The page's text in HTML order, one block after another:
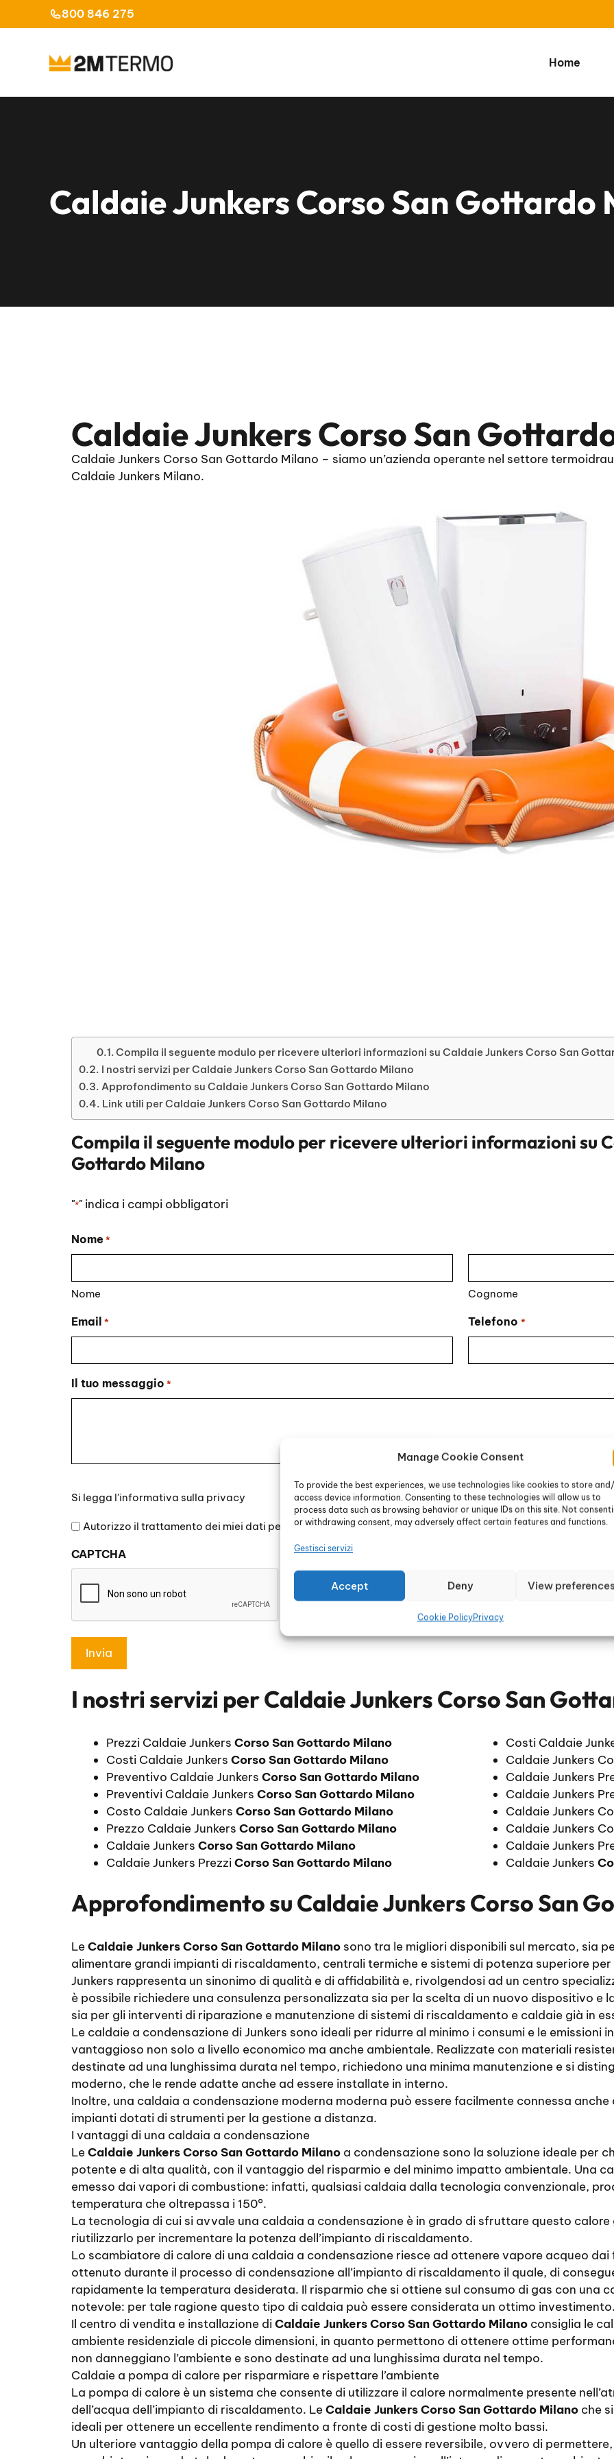
Manage Cookie Consent
To provide the best experiences, we use technologies like cookies to store
access device information. Consenting to these technologies will allow us to
process data such as browsing behavior or unique IDs on this site. Not
or withdrawing consent, may adversely affect certain features and functions.
Gestisci servizi
Accept Deny View preferences
Cookie PolicyPrivacy
al
800 846 275
Home
Caldaie Junkers Corso San Gottardo
Caldaie Junkers Corso San
Caldaie Junkers Corso San Gottardo Milano – siamo un’azienda operante nel settore
Caldaie Junkers Milano.
Compila il seguente modulo per ricevere ulteriori informazioni su Caldaie Junkers Corso San
I nostri servizi per Caldaie Junkers Corso San Gottardo Milano
Approfondimento su Caldaie Junkers Corso San Gottardo Milano
Link utili per Caldaie Junkers Corso San Gottardo Milano
Compila il seguente modulo per ricevere ulteriori informazioni su
Gottardo Milano
"*" indica i campi obbligatori
Nome *
Nome Cognome
Email * Telefono *
Il tuo messaggio *
legga
l'informativa
privacy
Si legga l'informativa sulla privacy
Autorizzo il trattamento dei miei dati personali
CAPTCHA
I nostri servizi perCaldaie Junkers Corso San
Prezzi Caldaie Junkers Corso San Gottardo Milano
Costi Caldaie Junkers Corso San Gottardo Milano
Preventivo Caldaie Junkers Corso San Gottardo Milano
Preventivi Caldaie Junkers Corso San Gottardo Milano
Costo Caldaie Junkers Corso San Gottardo Milano
Prezzo Caldaie Junkers Corso San Gottardo Milano
Caldaie Junkers Corso San Gottardo Milano
Caldaie Junkers PrezziCorso San Gottardo Milano
Costi Caldaie
Caldaie Junkers
Caldaie Junkers
Caldaie Junkers
Caldaie Junkers
Caldaie Junkers
Caldaie Junkers
Caldaie Junkers
Approfondimento suCaldaie Junkers Corso San
LeCaldaie Junkers Corso San Gottardo Milano sono tra le migliori disponibili sul mercato, sia
alimentare grandi impianti di riscaldamento, centrali termiche e sistemi di potenza superiore
Junkers rappresenta un sinonimo di qualità e di affidabilità e, rivolgendosi ad un centro
è possibile richiedere una consulenza personalizzata sia per la scelta di un nuovo dispositivo e
sia per gli interventi di riparazione e manutenzione di sistemi di riscaldamento e caldaie già in
Le caldaie a condensazione di Junkers sono ideali per ridurre al minimo i consumi e le emissioni
vantaggioso non solo a livello economico ma anche ambientale. Realizzate con materiali
destinate ad una lunghissima durata nel tempo, richiedono una minima manutenzione e si
moderno, che le rende adatte anche ad essere installate in interno.
Inoltre, una caldaia a condensazione moderna moderna può essere facilmente connessa
impianti dotati di strumenti per la gestione a distanza.
I vantaggi di una caldaia a condensazione
LeCaldaie Junkers Corso San Gottardo Milano a condensazione sono la soluzione ideale per
potente e di alta qualità, con il vantaggio del risparmio e del minimo impatto ambientale. Una
emesso dai vapori di combustione: infatti, qualsiasi caldaia dalla tecnologia convenzionale,
temperatura che oltrepassa i 150°.
La tecnologia di cui si avvale una caldaia a condensazione è in grado di sfruttare questo
riutilizzarlo per incrementare la potenza dell’impianto di riscaldamento.
Lo scambiatore di calore di una caldaia a condensazione riesce ad ottenere vapore acqueo
ottenuto durante il processo di condensazione all’impianto di riscaldamento il quale, di
rapidamente la temperatura desiderata. Il risparmio che si ottiene sul consumo di gas con una
notevole: per tale ragione questo tipo di caldaia può essere considerata un ottimo investimento.
Il centro di vendita e installazione diCaldaie Junkers Corso San Gottardo Milano consiglia le
ambiente residenziale di piccole dimensioni, in quanto permettono di ottenere ottime
non danneggiano l’ambiente e sono destinate ad una lunghissima durata nel tempo.
Caldaie a pompa di calore per risparmiare e rispettare l’ambiente
La pompa di calore è un sistema che consente di utilizzare il calore normalmente presente
dell’acqua dell’impianto di riscaldamento. LeCaldaie Junkers Corso San Gottardo Milano che
ideali per ottenere un eccellente rendimento a fronte di costi di gestione molto bassi.
Un ulteriore vantaggio della pompa di calore è quello di essere reversibile, ovvero di